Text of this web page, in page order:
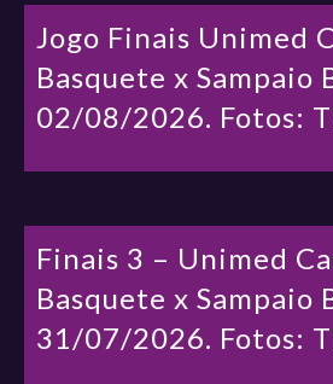
Jogo Finais Unimed
Basquete x Sampaio
02/08/2026. Fotos:
Finais 3 – Unimed
Basquete x Sampaio
31/07/2026. Fotos: